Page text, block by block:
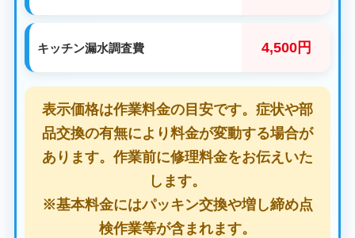
キッチン漏水調査費 4,500円
表示価格は作業料金の目安です。症状や部
品交換の有無により料金が変動する場合が
あります。作業前に修理料金をお伝えいた
します。
※基本料金にはパッキン交換や増し締め点
検作業等が含まれます。